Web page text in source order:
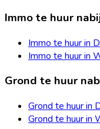
Immo te huur
Immo te huur in
Immo te huur in
Grond te huur
Grond te huur in
Grond te huur in